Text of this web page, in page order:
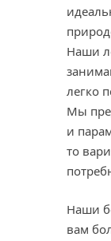
Наши
легко
Мы
и
то
Наши
вам